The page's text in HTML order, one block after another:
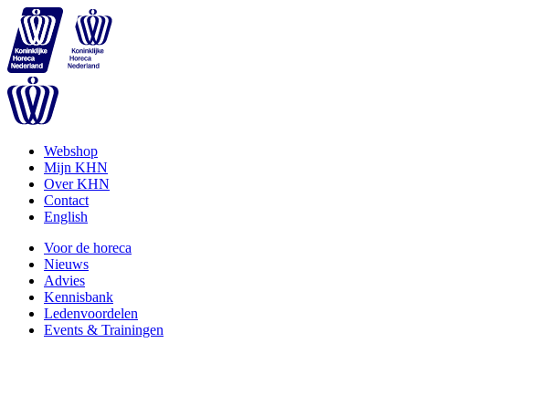
Webshop
Mijn KHN
Over KHN
Contact
English
Voor de horeca
Nieuws
Advies
Kennisbank
Ledenvoordelen
Events & Trainingen